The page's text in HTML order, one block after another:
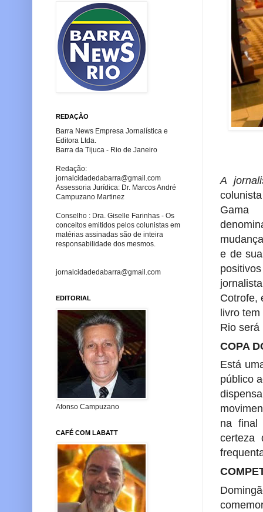
A
e de
Cotrofe,
livro
Rio será
COPA
Está
público
na final
certeza
REDAÇÃO
Barra News Empresa Jornalística e
Editora Ltda.
Barra da Tijuca - Rio de Janeiro
Redação:
jornalcidadedabarra@gmail.com
Assessoria Jurídica: Dr. Marcos André
Campuzano Martinez
Conselho : Dra. Giselle Farinhas - Os
conceitos emitidos pelos colunistas em
matérias assinadas são de inteira
responsabilidade dos mesmos.
jornalcidadedabarra@gmail.com
EDITORIAL
Afonso Campuzano
CAFÉ COM LABATT